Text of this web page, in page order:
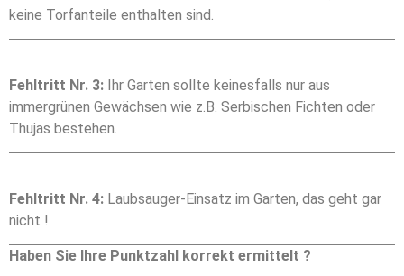
keine Torfanteile enthalten sind.
Fehltritt Nr. 3: Ihr Garten sollte keinesfalls nur aus
immergrünen Gewächsen wie z.B. Serbischen Fichten oder
Thujas bestehen.
Fehltritt Nr. 4: Laubsauger-Einsatz im Garten, das geht gar
nicht !
Haben Sie Ihre Punktzahl korrekt ermittelt ?